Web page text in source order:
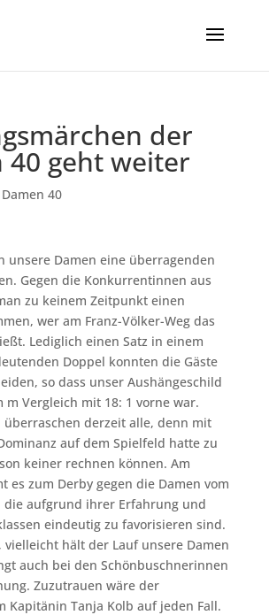
der
40 geht weiter
Damen 40
unsere Damen eine überragenden
Gegen die Konkurrentinnen aus
zu keinem Zeitpunkt einen
wer am Franz-Völker-Weg das
Lediglich einen Satz in einem
Doppel konnten die Gäste
so dass unser Aushängeschild
m Vergleich mit 18: 1 vorne war.
überraschen derzeit alle, denn mit
auf dem Spielfeld hatte zu
keiner rechnen können. Am
es zum Derby gegen die Damen vom
die aufgrund ihrer Erfahrung und
eindeutig zu favorisieren sind.
vielleicht hält der Lauf unsere Damen
auch bei den Schönbuschnerinnen
Zuzutrauen wäre der
Kapitänin Tanja Kolb auf jeden Fall.